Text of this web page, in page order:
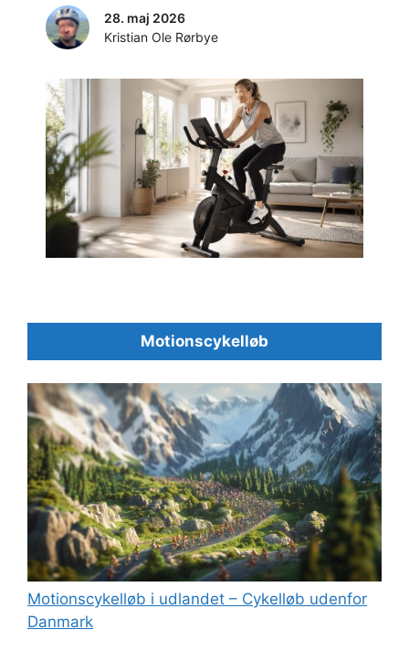
28. maj 2026
Kristian Ole Rørbye
Motionscykelløb
Motionscykelløb i udlandet – Cykelløb udenfor
Danmark